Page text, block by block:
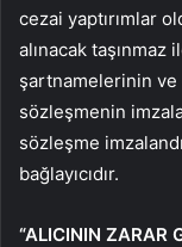
cezai yaptırımlar
alınacak
şartnamelerinin ve
sözleşmenin
sözleşme
bağlayıcıdır.
“ALICININ ZARAR